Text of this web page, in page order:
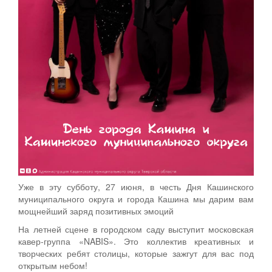
Уже в эту субботу, 27 июня, в честь Дня Кашинского
муниципального округа и города Кашина мы дарим вам
мощнейший заряд позитивных эмоций
На летней сцене в городском саду выступит московская
кавер-группа «NABIS». Это коллектив креативных и
творческих ребят столицы, которые зажгут для вас под
открытым небом!